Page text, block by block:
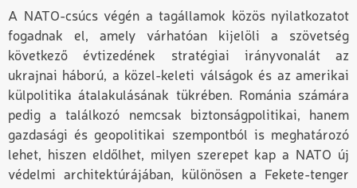
A NATO-csúcs végén a tagállamok közös nyilatkozatot
fogadnak el, amely várhatóan kijelöli a szövetség
következő évtizedének stratégiai irányvonalát az
ukrajnai háború, a közel-keleti válságok és az amerikai
külpolitika átalakulásának tükrében. Románia számára
pedig a találkozó nemcsak biztonságpolitikai, hanem
gazdasági és geopolitikai szempontból is meghatározó
lehet, hiszen eldőlhet, milyen szerepet kap a NATO új
védelmi architektúrájában, különösen a Fekete-tenger